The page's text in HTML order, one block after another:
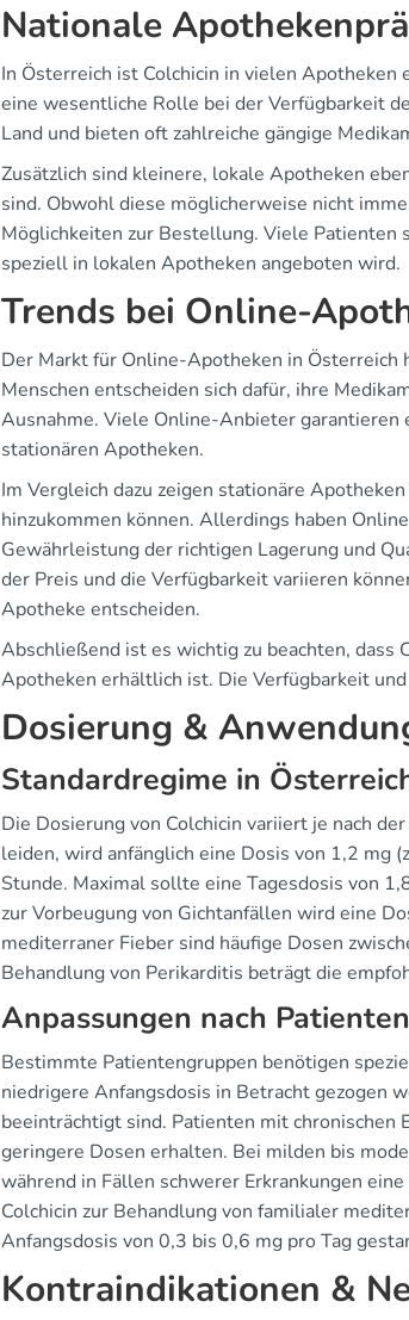
Nationale
In Österreich ist Colchicin in vielen
eine wesentliche Rolle bei der Verfügbarkeit
Land und bieten oft zahlreiche gängige
Zusätzlich sind kleinere, lokale Apotheken
sind. Obwohl diese möglicherweise nicht
Möglichkeiten zur Bestellung. Viele Patienten
speziell in lokalen Apotheken angeboten wird.
Trends bei Online-
Der Markt für Online-Apotheken in Österreich
Menschen entscheiden sich dafür, ihre
Ausnahme. Viele Online-Anbieter garantieren
stationären Apotheken.
Im Vergleich dazu zeigen stationäre
hinzukommen können. Allerdings haben
Gewährleistung der richtigen Lagerung und
der Preis und die Verfügbarkeit variieren
Apotheke entscheiden.
Abschließend ist es wichtig zu beachten, dass
Apotheken erhältlich ist. Die Verfügbarkeit
Dosierung &
Standardregime in
Die Dosierung von Colchicin variiert je nach
leiden, wird anfänglich eine Dosis von 1,2 mg
Stunde. Maximal sollte eine Tagesdosis von
zur Vorbeugung von Gichtanfällen wird eine
mediterraner Fieber sind häufige Dosen
Behandlung von Perikarditis beträgt die
Anpassungen nach
Bestimmte Patientengruppen benötigen
niedrigere Anfangsdosis in Betracht gezogen
beeinträchtigt sind. Patienten mit chronischen
geringere Dosen erhalten. Bei milden bis
während in Fällen schwerer Erkrankungen
Colchicin zur Behandlung von familialer
Anfangsdosis von 0,3 bis 0,6 mg pro Tag
Kontraindikationen &